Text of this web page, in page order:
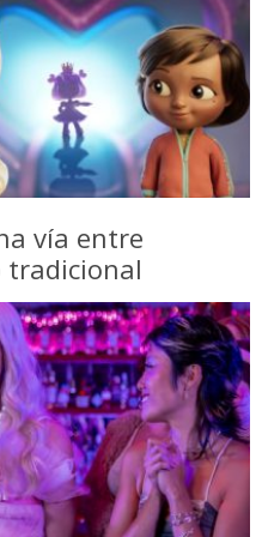
vía entre
tradicional